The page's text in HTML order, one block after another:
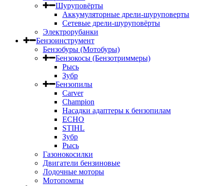
Шуруповёрты
Аккумуляторные дрели-шуруповерты
Сетевые дрели-шуруповёрты
Электрорубанки
Бензоинструмент
Бензобуры (Мотобуры)
Бензокосы (Бензотриммеры)
Рысь
Зубр
Бензопилы
Carver
Champion
Насадки адаптеры к бензопилам
ECHO
STIHL
Зубр
Рысь
Газонокосилки
Двигатели бензиновые
Лодочные моторы
Мотопомпы